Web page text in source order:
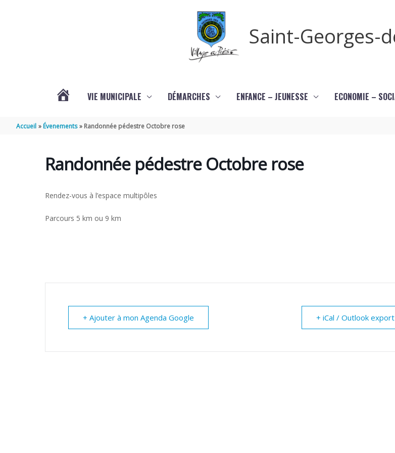
Saint-Georges-
VIE MUNICIPALE DÉMARCHES ENFANCE – JEUNESSE ECONOMIE –
Accueil Évenements Randonnée pédestre Octobre rose
Randonnée pédestre Octobre rose
Rendez-vous à l’espace multipôles
Parcours 5 km ou 9 km
+ Ajouter à mon Agenda Google + iCal / Outlook export